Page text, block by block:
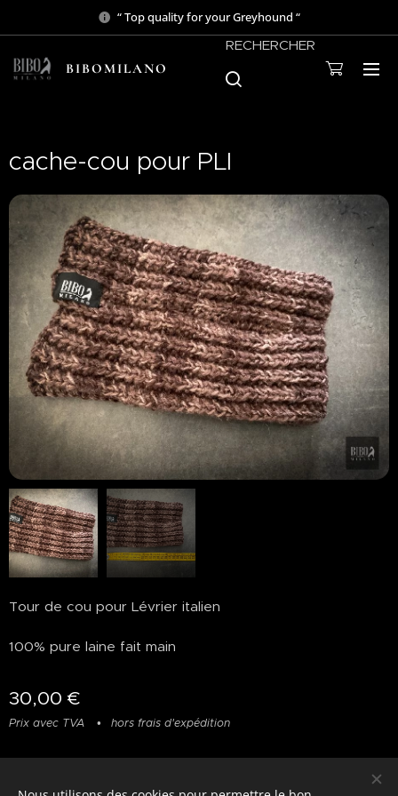
“ Top quality for your Greyhound “
BIBOMILANO
RECHERCHER
cache-cou pour PLI
Tour de cou pour Lévrier italien
100% pure laine fait main
30,00 €
Prix avec TVA hors frais d'expédition